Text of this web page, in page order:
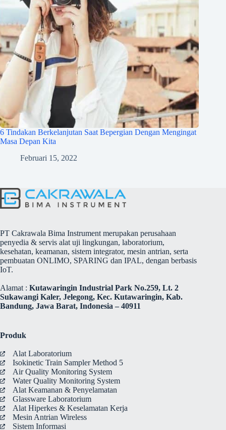
6 Tindakan Berkelanjutan Saat Bepergian Dengan Mengingat
Masa Depan Kita
Februari 15, 2022
PT Cakrawala Bima Instrument merupakan perusahaan
penyedia & servis alat uji lingkungan, laboratorium,
kesehatan, keamanan, sistem integrator, mesin antrian, serta
pembuatan ONLIMO, SPARING dan IPAL, dengan berbasis
IoT.
Alamat : Kutawaringin Industrial Park No.259, Lt. 2
Sukawangi Kaler, Jelegong, Kec. Kutawaringin, Kab.
Bandung, Jawa Barat, Indonesia – 40911
Produk
Alat Laboratorium
Isokinetic Train Sampler Method 5
Air Quality Monitoring System
Water Quality Monitoring System
Alat Keamanan & Penyelamatan
Glassware Laboratorium
Alat Hiperkes & Keselamatan Kerja
Mesin Antrian Wireless
Sistem Informasi